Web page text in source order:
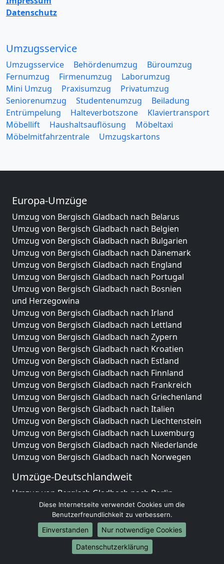
Datenschutz
Umzugsservice
Umzugsservice Behördenumzug
Büroumzug
Fernumzug
Firmenumzug
Laborumzug
Mini Umzug
Praxisumzug
Privatumzug
Seniorenumzug
Studentenumzug
Beiladung
Entrümpelung
Halteverbotszone
Klaviertransport
Möbellift
Haushaltsauflösung
Möbeltaxi
Möbelmitfahrzentrale
Umzugskartons
Europa-Umzüge
Umzug von Bergisch Gladbach nach Belarus
Umzug von Bergisch Gladbach nach Belgien
Umzug von Bergisch Gladbach nach Bulgarien
Umzug von Bergisch Gladbach nach Dänemark
Umzug von Bergisch Gladbach nach England
Umzug von Bergisch Gladbach nach Portugal
Umzug von Bergisch Gladbach nach Bosnien
und Herzegowina
Umzug von Bergisch Gladbach nach Irland
Umzug von Bergisch Gladbach nach Lettland
Umzug von Bergisch Gladbach nach Zypern
Umzug von Bergisch Gladbach nach Kroatien
Umzug von Bergisch Gladbach nach Estland
Umzug von Bergisch Gladbach nach Finnland
Umzug von Bergisch Gladbach nach Frankreich
Umzug von Bergisch Gladbach nach Griechenland
Umzug von Bergisch Gladbach nach Italien
Umzug von Bergisch Gladbach nach Liechtenstein
Umzug von Bergisch Gladbach nach Luxemburg
Umzug von Bergisch Gladbach nach Niederlande
Umzug von Bergisch Gladbach nach Norwegen
Umzüge-Deutschlandweit
Umzug von Bergisch Gladbach nach Berlin
Umzug von Bergisch Gladbach nach Hamburg
Umzug von Bergisch Gladbach nach München
Umzug von Bergisch Gladbach nach Köln
Umzug von Bergisch Gladbach nach Frankfurt am
Diese Internetseite verwendet Cookies um die
Benutzerfreundlichkeit zu verbessern.
Einverstanden
Nur notwendige Cookies
Datenschutzerklärung